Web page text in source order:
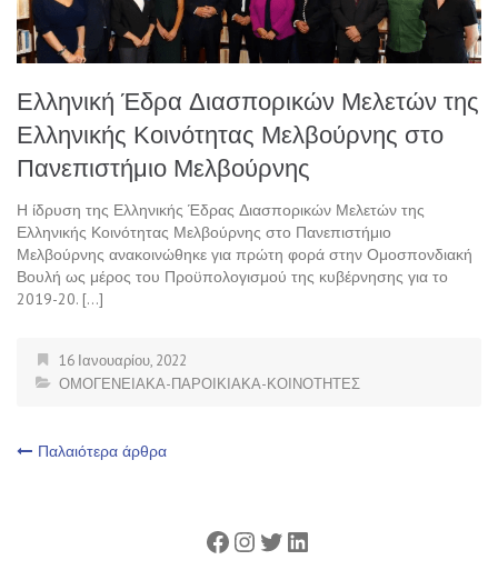
Ελληνική Έδρα Διασπορικών Μελετών της
Ελληνικής Κοινότητας Μελβούρνης στο
Πανεπιστήμιο Μελβούρνης
Η ίδρυση της Ελληνικής Έδρας Διασπορικών Μελετών της
Ελληνικής Κοινότητας Μελβούρνης στο Πανεπιστήμιο
Μελβούρνης ανακοινώθηκε για πρώτη φορά στην Ομοσπονδιακή
Βουλή ως μέρος του Προϋπολογισμού της κυβέρνησης για το
2019-20. […]
16 Ιανουαρίου, 2022
ΟΜΟΓΕΝΕΙΑΚΑ-ΠΑΡΟΙΚΙΑΚΑ-ΚΟΙΝΟΤΗΤΕΣ
Πλοήγηση
Παλαιότερα άρθρα
Facebook
Instagram
Twitter
Linkedin